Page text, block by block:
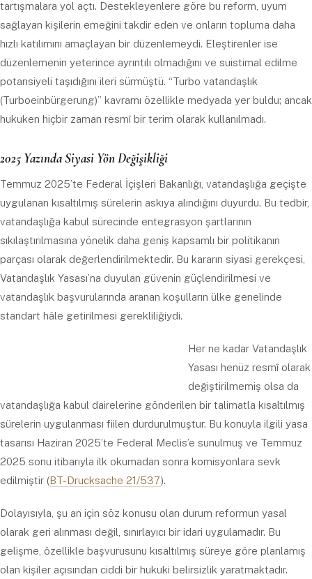
tartışmalara yol açtı. Destekleyenlere göre bu reform, uyum
sağlayan kişilerin emeğini takdir eden ve onların topluma daha
hızlı katılımını amaçlayan bir düzenlemeydi. Eleştirenler ise
düzenlemenin yeterince ayrıntılı olmadığını ve suistimal edilme
potansiyeli taşıdığını ileri sürmüştü. “Turbo vatandaşlık
(Turboeinbürgerung)” kavramı özellikle medyada yer buldu; ancak
hukuken hiçbir zaman resmî bir terim olarak kullanılmadı.
2025 Yazında Siyasi Yön Değişikliği
Temmuz 2025’te Federal İçişleri Bakanlığı, vatandaşlığa geçişte
uygulanan kısaltılmış sürelerin askıya alındığını duyurdu. Bu tedbir,
vatandaşlığa kabul sürecinde entegrasyon şartlarının
sıkılaştırılmasına yönelik daha geniş kapsamlı bir politikanın
parçası olarak değerlendirilmektedir. Bu kararın siyasi gerekçesi,
Vatandaşlık Yasası’na duyulan güvenin güçlendirilmesi ve
vatandaşlık başvurularında aranan koşulların ülke genelinde
standart hâle getirilmesi gerekliliğiydi.
Her ne kadar Vatandaşlık
Yasası henüz resmî olarak
değiştirilmemiş olsa da
vatandaşlığa kabul dairelerine gönderilen bir talimatla kısaltılmış
sürelerin uygulanması fiilen durdurulmuştur. Bu konuyla ilgili yasa
tasarısı Haziran 2025’te Federal Meclis’e sunulmuş ve Temmuz
2025 sonu itibarıyla ilk okumadan sonra komisyonlara sevk
edilmiştir (BT-Drucksache 21/537).
Dolayısıyla, şu an için söz konusu olan durum reformun yasal
olarak geri alınması değil, sınırlayıcı bir idari uygulamadır. Bu
gelişme, özellikle başvurusunu kısaltılmış süreye göre planlamış
olan kişiler açısından ciddi bir hukuki belirsizlik yaratmaktadır.